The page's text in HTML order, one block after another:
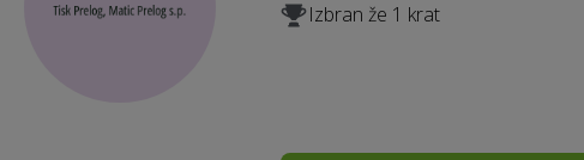
Izbran že 1 krat